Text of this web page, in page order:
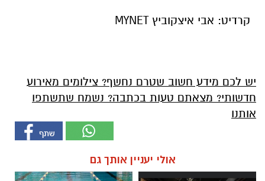
קרדיט: אבי איצקוביץ MYNET
יש לכם מידע חשוב שטרם נחשף? צילומים מאירוע
חדשותי? מצאתם טעות בכתבה? נשמח שתשתפו
אותנו
אולי יעניין אותך גם